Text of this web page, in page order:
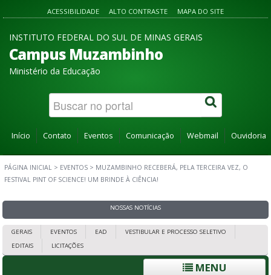
ACESSIBILIDADE ALTO CONTRASTE MAPA DO SITE
INSTITUTO FEDERAL DO SUL DE MINAS GERAIS
Campus Muzambinho
Ministério da Educação
Início Contato Eventos Comunicação Webmail Ouvidoria
PÁGINA INICIAL > EVENTOS > MUZAMBINHO RECEBERÁ, PELA TERCEIRA VEZ, O
FESTIVAL PINT OF SCIENCE! UM BRINDE À CIÊNCIA!
NOSSAS NOTÍCIAS
GERAIS EVENTOS EAD
VESTIBULAR E PROCESSO SELETIVO
EDITAIS
LICITAÇÕES
MENU